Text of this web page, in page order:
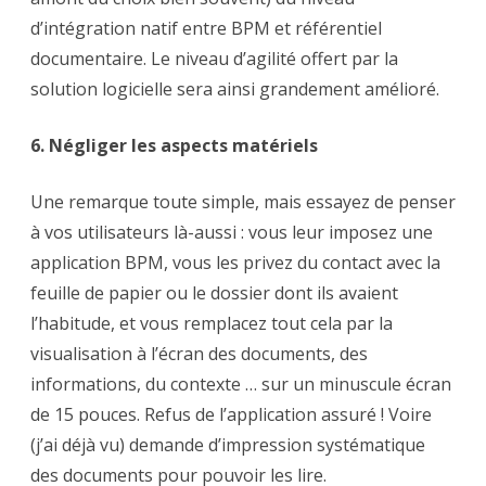
d’intégration natif entre BPM et référentiel
documentaire. Le niveau d’agilité offert par la
solution logicielle sera ainsi grandement amélioré.
6. Négliger les aspects matériels
Une remarque toute simple, mais essayez de penser
à vos utilisateurs là-aussi : vous leur imposez une
application BPM, vous les privez du contact avec la
feuille de papier ou le dossier dont ils avaient
l’habitude, et vous remplacez tout cela par la
visualisation à l’écran des documents, des
informations, du contexte … sur un minuscule écran
de 15 pouces. Refus de l’application assuré ! Voire
(j’ai déjà vu) demande d’impression systématique
des documents pour pouvoir les lire.